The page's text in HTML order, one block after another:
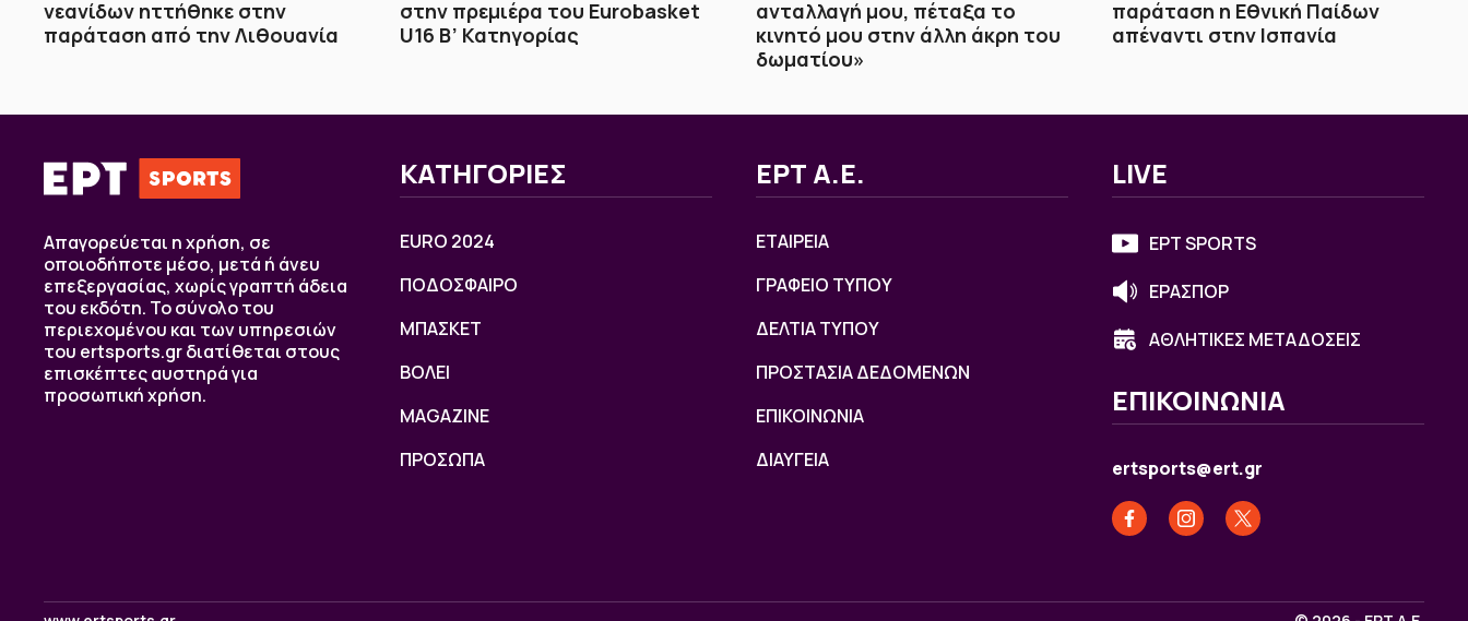
νεανίδων ηττήθηκε στην
παράταση από την Λιθουανία
στην πρεμιέρα του Eurobasket
U16 Β’ Κατηγορίας
ανταλλαγή μου, πέταξα το
κινητό μου στην άλλη άκρη του
δωματίου»
παράταση η Εθνική Παίδων
απέναντι στην Ισπανία
Απαγορεύεται η χρήση, σε
οποιοδήποτε μέσο, μετά ή άνευ
επεξεργασίας, χωρίς γραπτή άδεια
του εκδότη. Το σύνολο του
περιεχομένου και των υπηρεσιών
του ertsports.gr διατίθεται στους
επισκέπτες αυστηρά για
προσωπική χρήση.
ΚΑΤΗΓΟΡΙΕΣ
EURO 2024
ΠΟΔΟΣΦΑΙΡΟ
ΜΠΑΣΚΕΤ
ΒOΛΕΙ
MAGAZINE
ΠΡΟΣΩΠΑ
ΕΡΤ Α.Ε.
ΕΤΑΙΡΕΙΑ
ΓΡΑΦΕΙΟ ΤΥΠΟΥ
ΔΕΛΤΙΑ ΤΥΠΟΥ
ΠΡΟΣΤΑΣΙΑ ΔΕΔΟΜΕΝΩΝ
ΕΠΙΚΟΙΝΩΝΙΑ
ΔΙΑΥΓΕΙΑ
LIVE
ΕΡΤ SPORTS
ΕΡΑΣΠΟΡ
ΑΘΛΗΤΙΚΕΣ ΜΕΤΑΔΟΣΕΙΣ
ΕΠΙΚΟΙΝΩΝΙΑ
ertsports@ert.gr